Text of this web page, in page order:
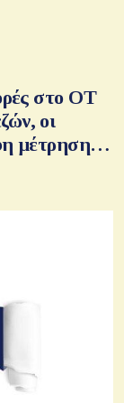
στο OT
οι
μέτρηση